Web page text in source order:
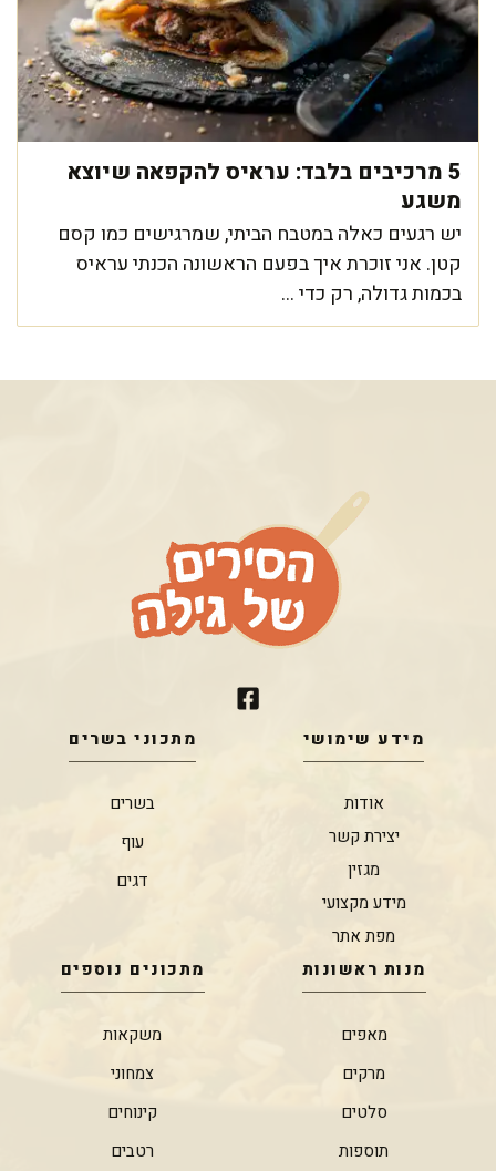
5 מרכיבים בלבד: עראיס להקפאה שיוצא
משגע
יש רגעים כאלה במטבח הביתי, שמרגישים כמו קסם
קטן. אני זוכרת איך בפעם הראשונה הכנתי עראיס
בכמות גדולה, רק כדי ...
מידע שימושי
אודות
יצירת קשר
מגזין
מידע מקצועי
מפת אתר
מתכוני בשרים
בשרים
עוף
דגים
מנות ראשונות
מאפים
מרקים
סלטים
תוספות
מתכונים נוספים
משקאות
צמחוני
קינוחים
רטבים